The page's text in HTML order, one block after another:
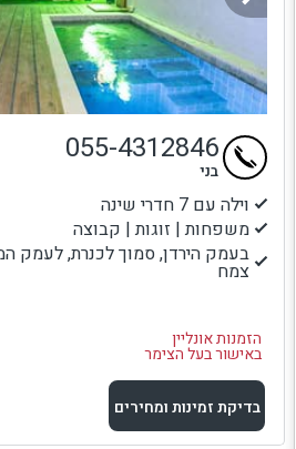
וילה עם 7 חדרי שינה
משפחות | זוגות | קבוצה
צמח
הזמנות אונליין
באישור בעל הצימר
055-4312846
בני
בדיקת זמינות ומחירים